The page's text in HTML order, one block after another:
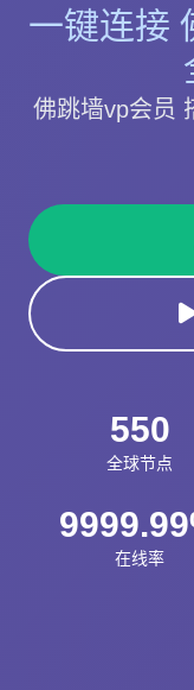
一键连接
佛跳墙vp会员
550
全球节点
在线率